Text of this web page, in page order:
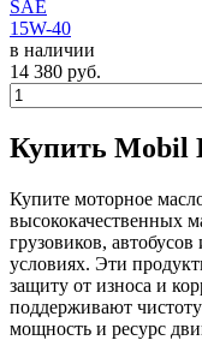
SAE
15W-40
в наличии
14 380 руб.
Купить Mobil
Купите моторное
высококачественных
грузовиков,
условиях. Эти
защиту от износа и
поддерживают
мощность и ресурс